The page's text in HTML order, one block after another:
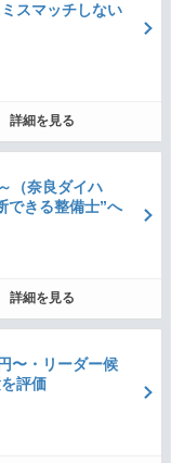
スマッチしない
詳細を見る
（奈良ダイハ
できる整備士”へ
詳細を見る
〜・リーダー候
評価